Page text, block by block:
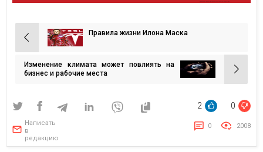
Навигация
по
записям
Правила жизни Илона Маска
Изменение климата может повлиять на
бизнес и рабочие места
2 0
Написать
в
редакцию
0 2008